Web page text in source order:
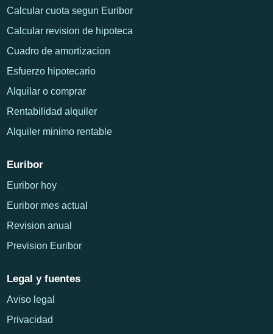
Calcular cuota segun Euribor
Calcular revision de hipoteca
Cuadro de amortizacion
Esfuerzo hipotecario
Alquilar o comprar
Rentabilidad alquiler
Alquiler minimo rentable
Euribor
Euribor hoy
Euribor mes actual
Revision anual
Prevision Euribor
Legal y fuentes
Aviso legal
Privacidad